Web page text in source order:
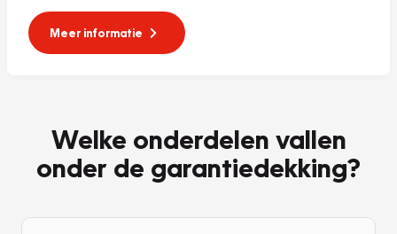
Meer informatie
Welke onderdelen vallen
onder de garantiedekking?